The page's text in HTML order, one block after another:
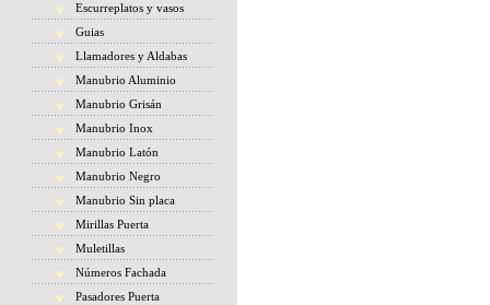
Escurreplatos y vasos
Guias
Llamadores y Aldabas
Manubrio Aluminio
Manubrio Grisán
Manubrio Inox
Manubrio Latón
Manubrio Negro
Manubrio Sin placa
Mirillas Puerta
Muletillas
Números Fachada
Pasadores Puerta